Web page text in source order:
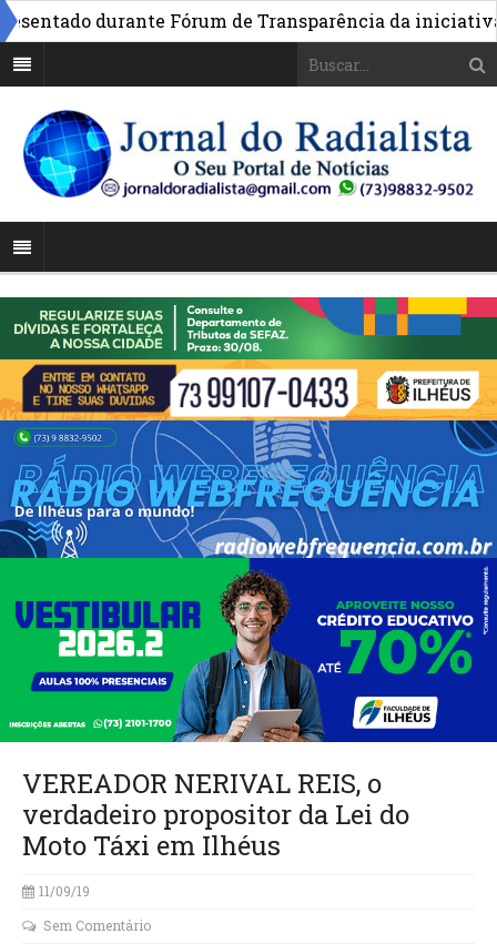
durante Fórum de Transparência da iniciativa
VEREADOR NERIVAL REIS, o
verdadeiro propositor da Lei do
Moto Táxi em Ilhéus
11/09/19
Sem Comentário